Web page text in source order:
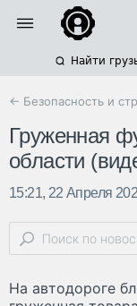
Найти
← Безопасность и
Груженная
области
15:21, 22 Апреля
На автодороге